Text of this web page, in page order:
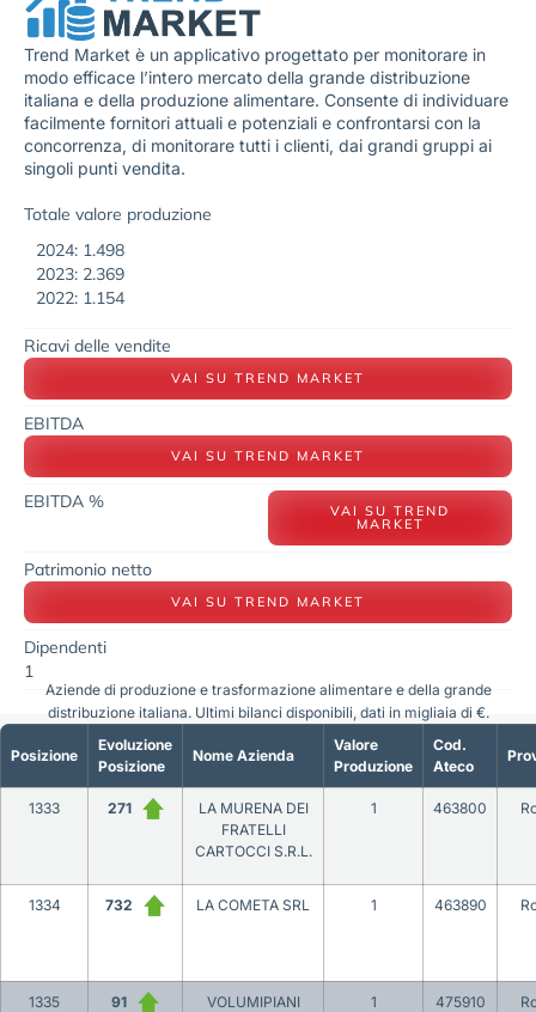
Trend Market è un applicativo progettato per monitorare in
modo efficace l’intero mercato della grande distribuzione
italiana e della produzione alimentare. Consente di individuare
facilmente fornitori attuali e potenziali e confrontarsi con la
concorrenza, di monitorare tutti i clienti, dai grandi gruppi ai
singoli punti vendita.
Totale valore produzione
2024: 1.498
2023: 2.369
2022: 1.154
Ricavi delle vendite
VAI SU TREND MARKET
EBITDA
VAI SU TREND MARKET
EBITDA % VAI SU TREND
MARKET
Patrimonio netto
VAI SU TREND MARKET
Dipendenti
1
Posizione
Evoluzione
Posizione
Nome Azienda
Valore
Produzione
Cod.
Ateco
1333 271
LA MURENA DEI
FRATELLI
CARTOCCI S.R.L.
1 463800
1334 732 LA COMETA SRL 1 463890
1335 91
VOLUMIPIANI
1 475910
Aziende di produzione e trasformazione alimentare e della grande
distribuzione italiana. Ultimi bilanci disponibili, dati in migliaia di €.